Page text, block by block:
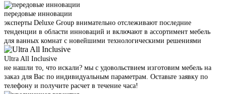
передовые инновации
эксперты Deluxe Group внимательно отслеживают последние
тенденции в области инноваций и включают в ассортимент мебель
для ванных комнат с новейшими технологическими решениями
Ultra All Inclusive
не нашли то, что искали? мы с удовольствием изготовим мебель на
заказ для Вас по индивидуальным параметрам. Оставьте заявку по
телефону и получите расчет в течение часа!